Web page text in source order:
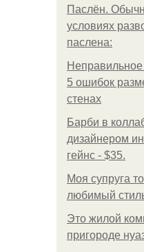
Паслён.
условиях
паслена:
5 ошибок
стенах
Барби в
дизайнером
гейнс - $35.
Моя супруга
любимый
Это жилой
пригороде